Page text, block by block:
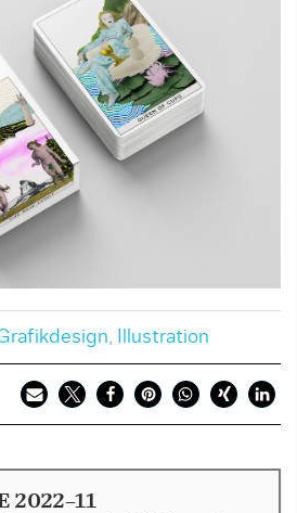
Illustration
2022-11